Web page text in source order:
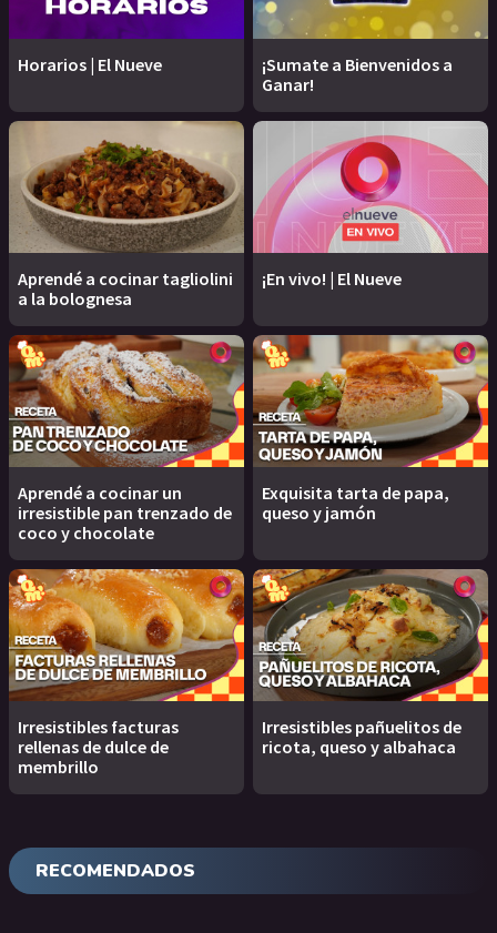
Horarios | El Nueve
¡Sumate a Bienvenidos a
Ganar!
Aprendé a cocinar tagliolini
a la bolognesa
¡En vivo! | El Nueve
Aprendé a cocinar un
irresistible pan trenzado de
coco y chocolate
Exquisita tarta de papa,
queso y jamón
Irresistibles facturas
rellenas de dulce de
membrillo
Irresistibles pañuelitos de
ricota, queso y albahaca
RECOMENDADOS